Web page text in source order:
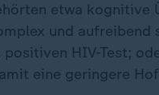
etwa kognitive
und aufreibend
HIV-Test;
eine geringere